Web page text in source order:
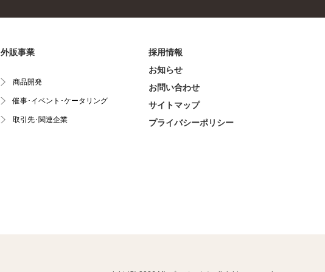
外販事業
商品開発
催事･イベント･ケータリング
取引先･関連企業
採用情報
お知らせ
お問い合わせ
サイトマップ
プライバシーポリシー